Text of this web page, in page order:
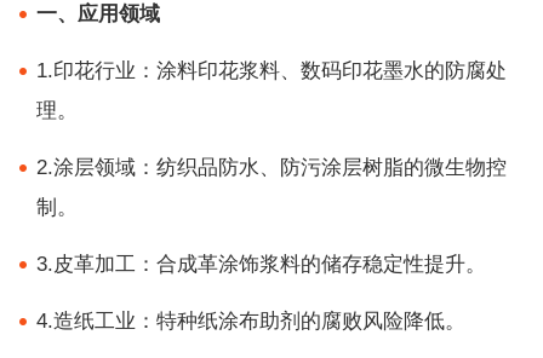
一、应用领域
1.印花行业：涂料印花浆料、数码印花墨水的防腐处
理。
2.涂层领域：纺织品防水、防污涂层树脂的微生物控
制。
3.皮革加工：合成革涂饰浆料的储存稳定性提升。
4.造纸工业：特种纸涂布助剂的腐败风险降低。